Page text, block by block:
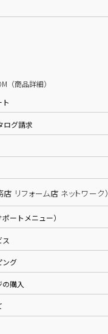
（商品詳細）
ログ請求
店 リフォーム店 ネットワーク）
ートメニュー）
ング
購入